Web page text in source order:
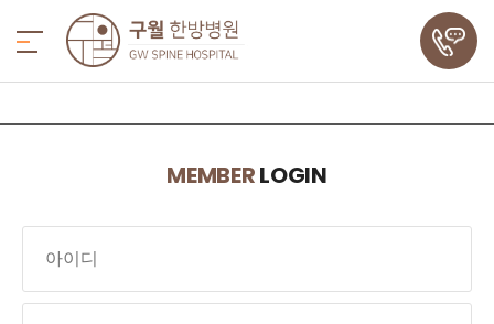
MEMBERLOGIN